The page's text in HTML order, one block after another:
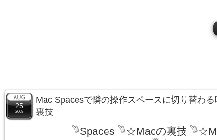
25
2009
Mac Spacesで隣の操作スペースに切り替わ
裏技
Spaces ☆Macの裏技